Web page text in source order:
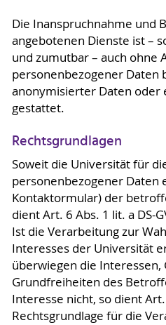
Die Inanspruchnahme und
angebotenen Dienste ist –
und zumutbar – auch ohne
personenbezogener Daten
anonymisierter Daten oder
gestattet.
Rechtsgrundlagen
Soweit die Universität für
personenbezogener Daten
Kontaktormular) der
dient Art. 6 Abs. 1 lit. a DS-
Ist die Verarbeitung zur
Interesses der Universität
überwiegen die Interessen,
Grundfreiheiten des
Interesse nicht, so dient Art.
Rechtsgrundlage für die